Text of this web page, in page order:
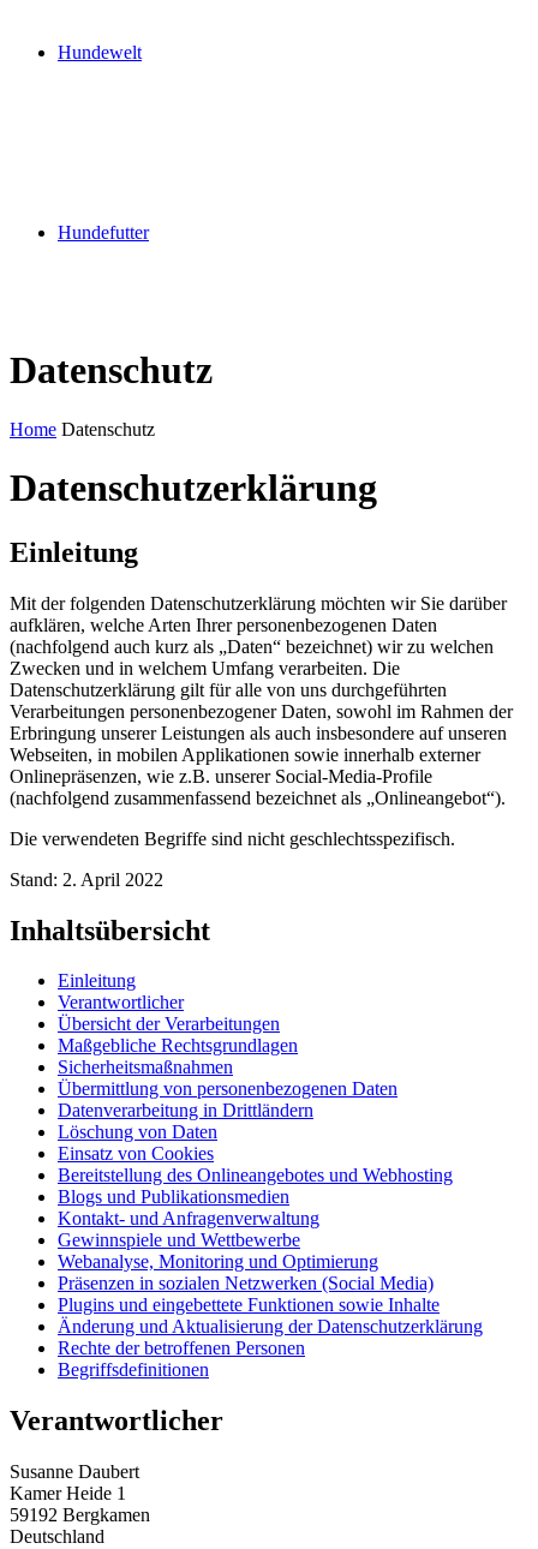
Hundewelt
Hundefutter
Datenschutz
Home Datenschutz
Datenschutzerklärung
Einleitung
Mit der folgenden Datenschutzerklärung möchten wir Sie darüber
aufklären, welche Arten Ihrer personenbezogenen Daten
(nachfolgend auch kurz als „Daten“ bezeichnet) wir zu welchen
Zwecken und in welchem Umfang verarbeiten. Die
Datenschutzerklärung gilt für alle von uns durchgeführten
Verarbeitungen personenbezogener Daten, sowohl im Rahmen der
Erbringung unserer Leistungen als auch insbesondere auf unseren
Webseiten, in mobilen Applikationen sowie innerhalb externer
Onlinepräsenzen, wie z.B. unserer Social-Media-Profile
(nachfolgend zusammenfassend bezeichnet als „Onlineangebot“).
Die verwendeten Begriffe sind nicht geschlechtsspezifisch.
Stand: 2. April 2022
Inhaltsübersicht
Einleitung
Verantwortlicher
Übersicht der Verarbeitungen
Maßgebliche Rechtsgrundlagen
Sicherheitsmaßnahmen
Übermittlung von personenbezogenen Daten
Datenverarbeitung in Drittländern
Löschung von Daten
Einsatz von Cookies
Bereitstellung des Onlineangebotes und Webhosting
Blogs und Publikationsmedien
Kontakt- und Anfragenverwaltung
Gewinnspiele und Wettbewerbe
Webanalyse, Monitoring und Optimierung
Präsenzen in sozialen Netzwerken (Social Media)
Plugins und eingebettete Funktionen sowie Inhalte
Änderung und Aktualisierung der Datenschutzerklärung
Rechte der betroffenen Personen
Begriffsdefinitionen
Verantwortlicher
Susanne Daubert
Kamer Heide 1
59192 Bergkamen
Deutschland